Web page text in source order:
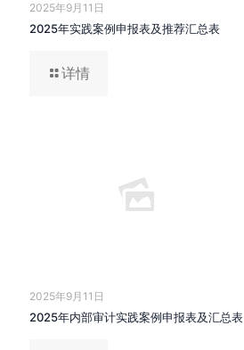
2025年9月11日
2025年实践案例申报表及推荐汇总表
详情
2025年9月11日
2025年内部审计实践案例申报表及汇总表